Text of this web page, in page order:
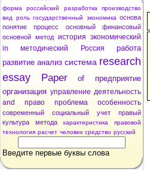
форма российский разработка
производство
вид
роль государственный экономика основа
понятие
процесс основный
финансовый
основной метод история экономический
in
методический Россия
работа
развитие анализ система research
essay
Paper of
предприятие
организация управление деятельность
and
право проблема особенность
современный социальный учет
правый
культура
метода характеристика
правовой
технология расчет человек средство русский
Введите первые буквы слова